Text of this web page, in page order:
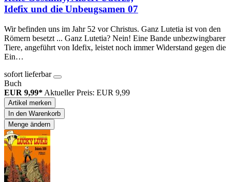
Idefix und die Unbeugsamen 07
Wir befinden uns im Jahr 52 vor Christus. Ganz Lutetia ist von den
Römern besetzt ... Ganz Lutetia? Nein! Eine Bande unbezwingbarer
Tiere, angeführt von Idefix, leistet noch immer Widerstand gegen die
Ein…
sofort lieferbar
Buch
EUR 9,99* Aktueller Preis: EUR 9,99
Artikel merken
In den Warenkorb
Menge ändern